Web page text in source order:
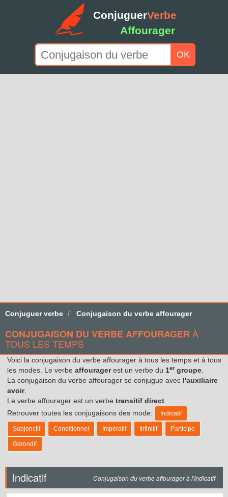
ConjuguerVerbe
Affourager
OK
Conjuguer verbe Conjugaison du verbe affourager
CONJUGAISON DU VERBE AFFOURAGER À
TOUS LES TEMPS
Voici la conjugaison du verbe affourager à tous les temps et à tous
les modes. Le verbe affouragerest un verbe du 1er groupe
La conjugaison du verbe affourager se conjugue avec l'auxiliaire
avoir.
Le verbe affourager est un verbe transitif direct
Retrouver toutes les conjugaisons des mode:
Indicatif
Subjonctif Conditionnel Impératif Infinitif Participe
Gérondif
Indicatif Conjugaison du verbe affourager à l'Indicatif